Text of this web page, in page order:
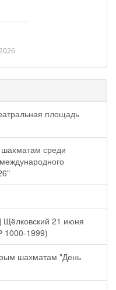
площадь
шахматам среди
Щёлковский 21 июня
1000-1999)
шахматам "День